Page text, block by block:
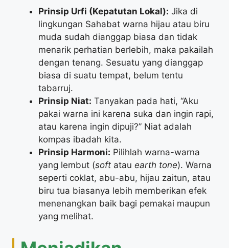
Prinsip Urfi (Kepatutan Lokal): Jika di
lingkungan Sahabat warna hijau atau biru
muda sudah dianggap biasa dan tidak
menarik perhatian berlebih, maka pakailah
dengan tenang. Sesuatu yang dianggap
biasa di suatu tempat, belum tentu
tabarruj.
Prinsip Niat: Tanyakan pada hati, “Aku
pakai warna ini karena suka dan ingin rapi,
atau karena ingin dipuji?” Niat adalah
kompas ibadah kita.
Prinsip Harmoni: Pilihlah warna-warna
yang lembut (soft atau earth tone). Warna
seperti coklat, abu-abu, hijau zaitun, atau
biru tua biasanya lebih memberikan efek
menenangkan baik bagi pemakai maupun
yang melihat.